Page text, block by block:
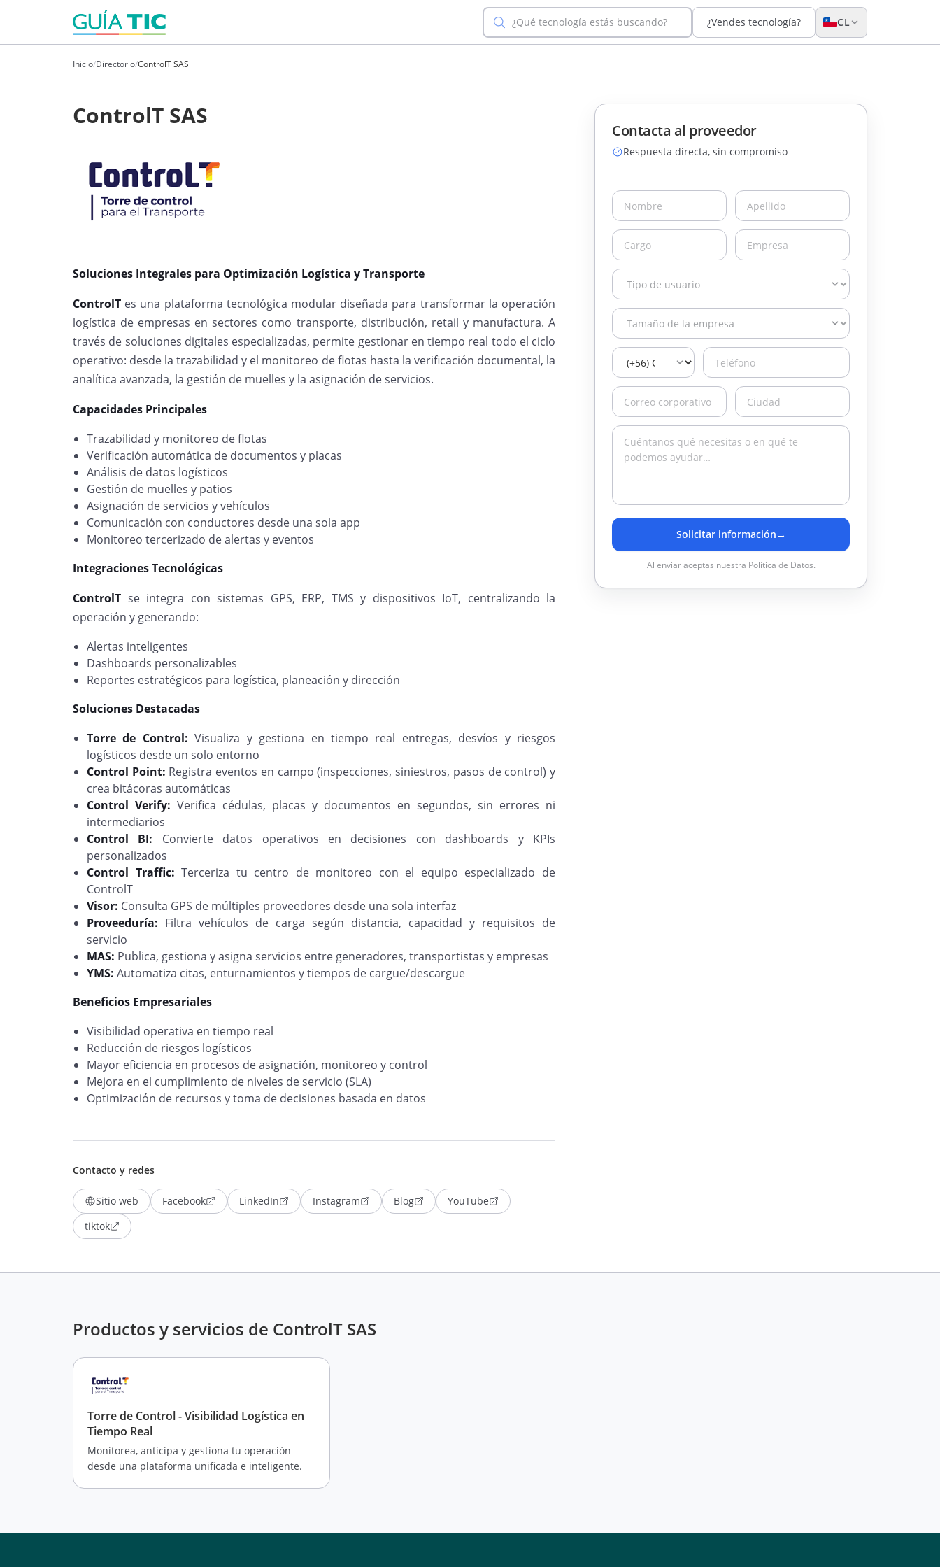
¿Qué tecnología estás buscando? ¿Vendes tecnología? CL
Inicio/Directorio/ControlT SAS
ControlT SAS
Soluciones Integrales para Optimización Logística y Transporte
ControlT es una plataforma tecnológica modular diseñada para transformar la operación
logística de empresas en sectores como transporte, distribución, retail y manufactura. A
través de soluciones digitales especializadas, permite gestionar en tiempo real todo el ciclo
operativo: desde la trazabilidad y el monitoreo de flotas hasta la verificación documental, la
analítica avanzada, la gestión de muelles y la asignación de servicios.
Capacidades Principales
Trazabilidad y monitoreo de flotas
Verificación automática de documentos y placas
Análisis de datos logísticos
Gestión de muelles y patios
Asignación de servicios y vehículos
Comunicación con conductores desde una sola app
Monitoreo tercerizado de alertas y eventos
Integraciones Tecnológicas
ControlT se integra con sistemas GPS, ERP, TMS y dispositivos IoT, centralizando la
operación y generando:
Alertas inteligentes
Dashboards personalizables
Reportes estratégicos para logística, planeación y dirección
Soluciones Destacadas
Torre de Control:Visualiza y gestiona en tiempo real entregas, desvíos y riesgos
logísticos desde un solo entorno
Control Point: Registra eventos en campo (inspecciones, siniestros, pasos de control) y
crea bitácoras automáticas
Control Verify: Verifica cédulas, placas y documentos en segundos, sin errores ni
intermediarios
Control BI: Convierte datos operativos en decisiones con dashboards y KPIs
personalizados
Control Traffic: Terceriza tu centro de monitoreo con el equipo especializado de
ControlT
Visor: Consulta GPS de múltiples proveedores desde una sola interfaz
Proveeduría: Filtra vehículos de carga según distancia, capacidad y requisitos de
servicio
MAS: Publica, gestiona y asigna servicios entre generadores, transportistas y empresas
YMS: Automatiza citas, enturnamientos y tiempos de cargue/descargue
Beneficios Empresariales
Visibilidad operativa en tiempo real
Reducción de riesgos logísticos
Mayor eficiencia en procesos de asignación, monitoreo y control
Mejora en el cumplimiento de niveles de servicio (SLA)
Optimización de recursos y toma de decisiones basada en datos
Contacto y redes
Sitio web Facebook LinkedIn Instagram Blog
YouTube
tiktok
Contacta al proveedor
Respuesta directa, sin compromiso
Solicitar información→
Al enviar aceptas nuestra Política de Datos.
Productos y servicios de ControlT SAS
Torre de Control - Visibilidad Logística en
Tiempo Real
Monitorea, anticipa y gestiona tu operación
desde una plataforma unificada e inteligente.